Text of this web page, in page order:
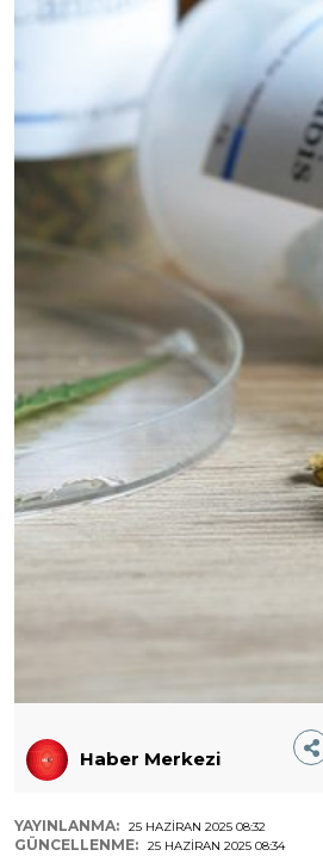
Haber Merkezi
YAYINLANMA: 25 HAZIRAN 2025 08:32
GÜNCELLENME: 25 HAZIRAN 2025 08:34